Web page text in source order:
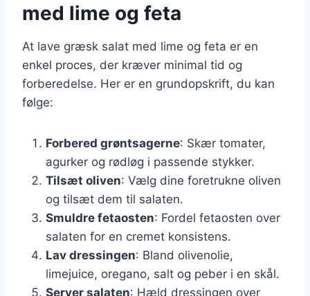
med lime og feta
At lave græsk salat med lime og feta er en
enkel proces, der kræver minimal tid og
forberedelse. Her er en grundopskrift, du kan
følge:
Forbered grøntsagerne: Skær tomater,
agurker og rødløg i passende stykker.
Tilsæt oliven: Vælg dine foretrukne oliven
og tilsæt dem til salaten.
Smuldre fetaosten: Fordel fetaosten over
salaten for en cremet konsistens.
Lav dressingen: Bland olivenolie,
limejuice, oregano, salt og peber i en skål.
Server salaten: Hæld dressingen over